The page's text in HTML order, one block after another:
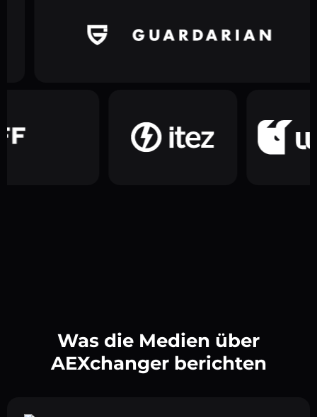
Was die Medien über
AEXchanger berichten